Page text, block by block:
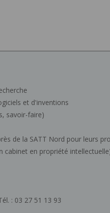
et d'inventions
savoir-faire)
de la SATT Nord pour leurs
en propriété
: 03 27 51 13 93